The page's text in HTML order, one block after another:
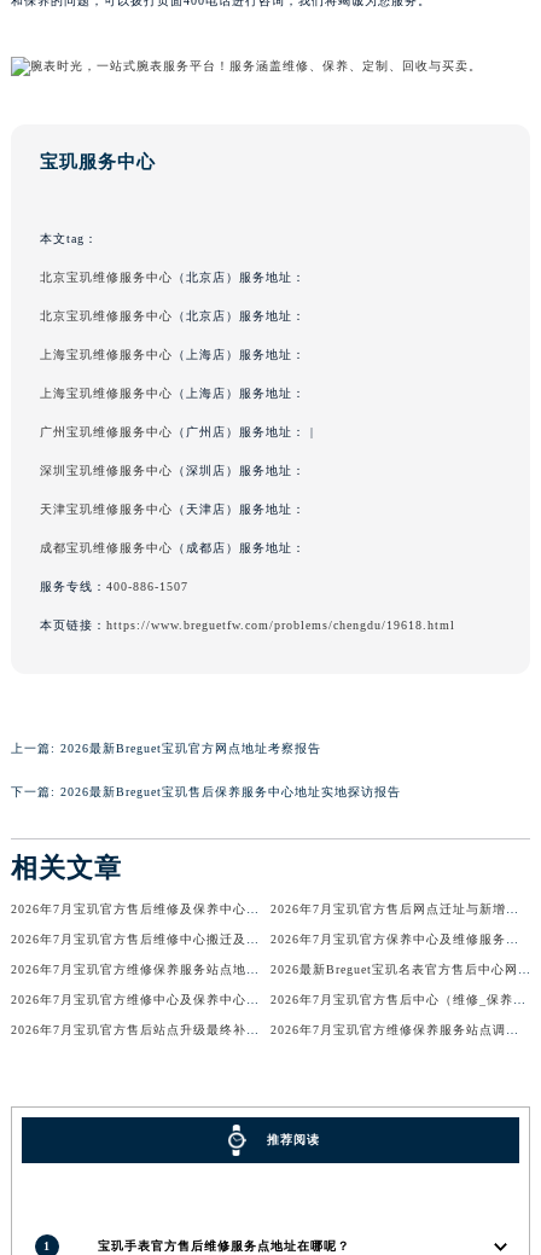
宝玑服务中心
本文tag：
北京宝玑维修服务中心 （北京店）服务地址：
北京宝玑维修服务中心 （北京店）服务地址：
上海宝玑维修服务中心 （上海店）服务地址：
上海宝玑维修服务中心 （上海店）服务地址：
广州宝玑维修服务中心 （广州店）服务地址： |
深圳宝玑维修服务中心 （深圳店）服务地址：
天津宝玑维修服务中心 （天津店）服务地址：
成都宝玑维修服务中心 （成都店）服务地址：
服务专线： 400-886-1507
本页链接： https://www.breguetfw.com/problems/chengdu/19618.html
上一篇: 2026最新Breguet宝玑官方网点地址考察报告
下一篇: 2026最新Breguet宝玑售后保养服务中心地址实地探访报告
相关文章
2026年7月宝玑官方售后维修及保养中心网点更新补充汇总表 2026年7月宝玑官方售后网点迁址与新增补充最终正式公告
2026年7月宝玑官方售后维修中心搬迁及保养点新开补充最终通知确认 2026年7月宝玑官方保养中心及维修服务站迁址与新开补充总览
2026年7月宝玑官方维修保养服务站点地址变动补充确认终稿文件 2026最新Breguet宝玑名表官方售后中心网点地址调研报告
2026年7月宝玑官方维修中心及保养中心网点变动具体内容 2026年7月宝玑官方售后中心（维修_保养）地址变动及新增一览
2026年7月宝玑官方售后站点升级最终补充公告（搬迁及增设） 2026年7月宝玑官方维修保养服务站点调整补充定稿（迁址新增）
推荐阅读
1 宝玑手表官方售后维修服务点地址在哪呢？